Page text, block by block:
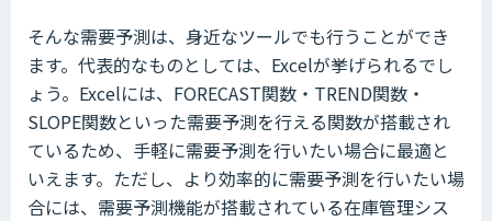
そんな需要予測は、身近なツールでも行うことができ
ます。代表的なものとしては、Excelが挙げられるでし
ょう。Excelには、FORECAST関数・TREND関数・
SLOPE関数といった需要予測を行える関数が搭載され
ているため、手軽に需要予測を行いたい場合に最適と
いえます。ただし、より効率的に需要予測を行いたい場
合には、需要予測機能が搭載されている在庫管理シス